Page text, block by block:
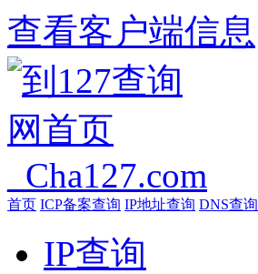
查看客户端信息
首页 ICP备案查询 IP地址查询 DNS查询
IP查询